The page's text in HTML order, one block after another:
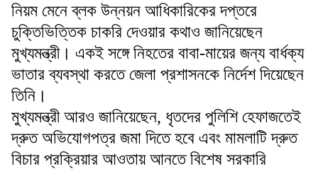
নিয়ম মেনে ব্লক উন্নয়ন আধিকারিকের দপ্তরে
চুক্তিভিত্তিক চাকরি দেওয়ার কথাও জানিয়েছেন
মুখ্যমন্ত্রী। একই সঙ্গে নিহতের বাবা-মায়ের জন্য বার্ধক্য
ভাতার ব্যবস্থা করতে জেলা প্রশাসনকে নির্দেশ দিয়েছেন
তিনি।
মুখ্যমন্ত্রী আরও জানিয়েছেন, ধৃতদের পুলিশি হেফাজতেই
দ্রুত অভিযোগপত্র জমা দিতে হবে এবং মামলাটি দ্রুত
বিচার প্রক্রিয়ার আওতায় আনতে বিশেষ সরকারি